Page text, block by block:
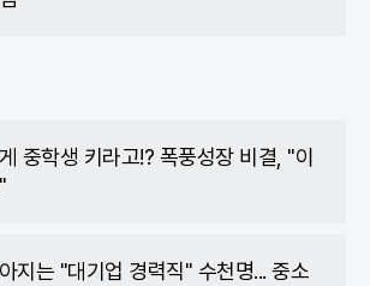
중학생 키라고!? 폭풍성장 비결, "이
지는 "대기업 경력직" 수천명... 중소